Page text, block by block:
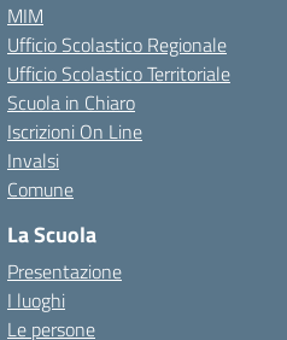
MIM
Ufficio Scolastico Regionale
Ufficio Scolastico Territoriale
Scuola in Chiaro
Iscrizioni On Line
Invalsi
Comune
La Scuola
Presentazione
I luoghi
Le persone